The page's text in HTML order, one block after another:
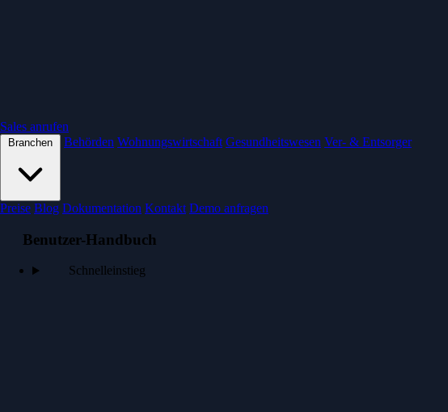
Sales anrufen
Behörden Wohnungswirtschaft Gesundheitswesen Ver- & Entsorger
Preise Blog Dokumentation Kontakt Demo anfragen
Benutzer-Handbuch
Schnelleinstieg